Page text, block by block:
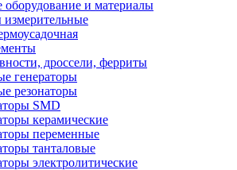
оборудование и материалы
дроссели, ферриты
генераторы
резонаторы
SMD
керамические
переменные
танталовые
электролитические